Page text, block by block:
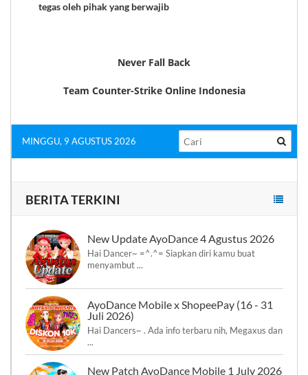
tegas oleh pihak yang berwajib
Never Fall Back
Team Counter-Strike Online Indonesia
MINGGU, 9 AGUSTUS 2026
BERITA TERKINI
New Update AyoDance 4 Agustus 2026
Hai Dancer~ =^.^= Siapkan diri kamu buat
menyambut ...
AyoDance Mobile x ShopeePay (16 - 31
Juli 2026)
Hai Dancers~ . Ada info terbaru nih, Megaxus dan
...
New Patch AyoDance Mobile 1 July 2026